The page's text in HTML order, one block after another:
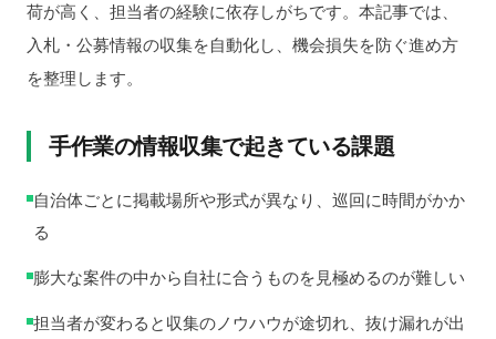
荷が高く、担当者の経験に依存しがちです。本記事では、
入札・公募情報の収集を自動化し、機会損失を防ぐ進め方
を整理します。
手作業の情報収集で起きている課題
自治体ごとに掲載場所や形式が異なり、巡回に時間がかか
る
膨大な案件の中から自社に合うものを見極めるのが難しい
担当者が変わると収集のノウハウが途切れ、抜け漏れが出